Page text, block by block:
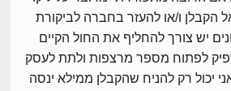
הקבלן ו/או להעזר בחברה לביקורת
יש צורך להחליף את החול הקיים
לפתוח מספר מרצפות ולתת לעסק
רק להניח שהקבלן ממילא ינסה